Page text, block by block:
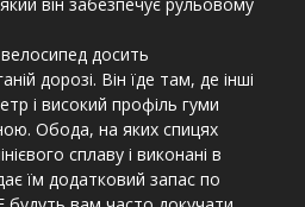
досить
дорозі. Він їде там, де інші
і високий профіль гуми
Обода, на яких спицях
сплаву і виконані в
їм додатковий запас по